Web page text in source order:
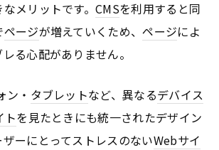
メリットです。CMSを利用すると同
ページが増えていくため、ページによ
る心配がありません。
ン・ タブレットなど、異なるデバイス
トを見たときにも統一されたデザイン
ーにとってストレスのないWebサイ